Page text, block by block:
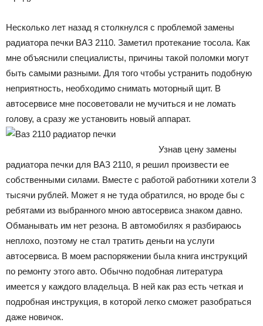
Несколько лет назад я столкнулся с проблемой замены
радиатора печки ВАЗ 2110. Заметил протекание тосола. Как
мне объяснили специалисты, причины такой поломки могут
быть самыми разными. Для того чтобы устранить подобную
неприятность, необходимо снимать моторный щит. В
автосервисе мне посоветовали не мучиться и не ломать
голову, а сразу же установить новый аппарат.
Узнав цену замены
радиатора печки для ВАЗ 2110, я решил произвести ее
собственными силами. Вместе с работой работники хотели 3
тысячи рублей. Может я не туда обратился, но вроде бы с
ребятами из выбранного мною автосервиса знаком давно.
Обманывать им нет резона. В автомобилях я разбираюсь
неплохо, поэтому не стал тратить деньги на услуги
автосервиса. В моем распоряжении была книга инструкций
по ремонту этого авто. Обычно подобная литература
имеется у каждого владельца. В ней как раз есть четкая и
подробная инструкция, в которой легко сможет разобраться
даже новичок.